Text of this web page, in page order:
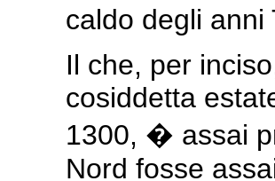
caldo degli
Il che, per
cosiddetta
1300, � assai
Nord fosse